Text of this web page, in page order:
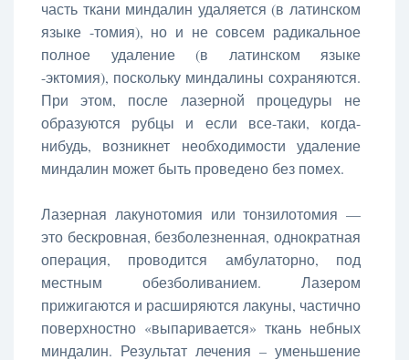
часть ткани миндалин удаляется (в латинском
языке -томия), но и не совсем радикальное
полное удаление (в латинском языке
-эктомия), поскольку миндалины сохраняются.
При этом, после лазерной процедуры не
образуются рубцы и если все-таки, когда-
нибудь, возникнет необходимости удаление
миндалин может быть проведено без помех.
Лазерная лакунотомия или тонзилотомия —
это бескровная, безболезненная, однократная
операция, проводится амбулаторно, под
местным обезболиванием. Лазером
прижигаются и расширяются лакуны, частично
поверхностно «выпаривается» ткань небных
миндалин. Результат лечения – уменьшение